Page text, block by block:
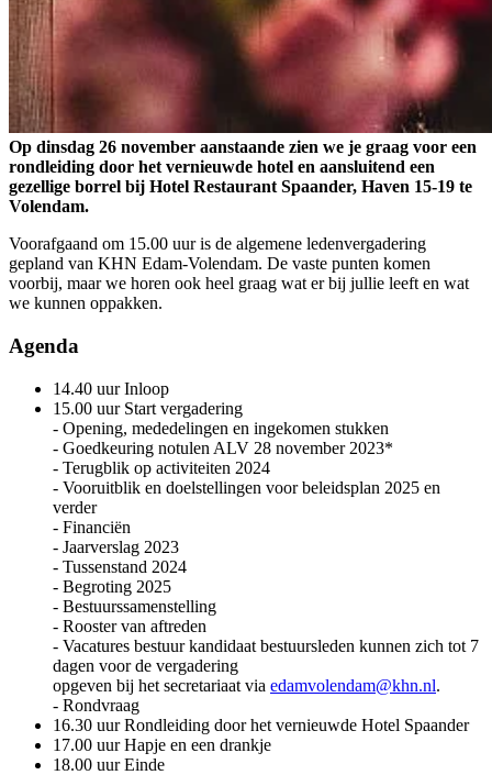
Op dinsdag 26 november aanstaande zien we je graag voor een
rondleiding door het vernieuwde hotel en aansluitend een
gezellige borrel bij Hotel Restaurant Spaander, Haven 15-19 te
Volendam.
Voorafgaand om 15.00 uur is de algemene ledenvergadering
gepland van KHN Edam-Volendam. De vaste punten komen
voorbij, maar we horen ook heel graag wat er bij jullie leeft en wat
we kunnen oppakken.
Agenda
14.40 uur Inloop
15.00 uur Start vergadering
- Opening, mededelingen en ingekomen stukken
- Goedkeuring notulen ALV 28 november 2023*
- Terugblik op activiteiten 2024
- Vooruitblik en doelstellingen voor beleidsplan 2025 en
verder
- Financiën
- Jaarverslag 2023
- Tussenstand 2024
- Begroting 2025
- Bestuurssamenstelling
- Rooster van aftreden
- Vacatures bestuur kandidaat bestuursleden kunnen zich tot 7
dagen voor de vergadering
opgeven bij het secretariaat via edamvolendam@khn.nl.
- Rondvraag
16.30 uur Rondleiding door het vernieuwde Hotel Spaander
17.00 uur Hapje en een drankje
18.00 uur Einde